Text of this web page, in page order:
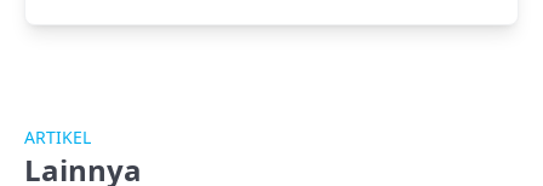
ARTIKEL
Lainnya